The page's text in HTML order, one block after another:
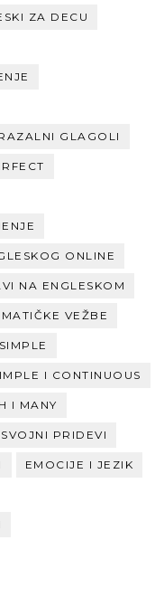
ZA DECU
GLAGOLI
ONLINE
NA ENGLESKOM
VEŽBE
I CONTINUOUS
I MANY
PRIDEVI
EMOCIJE I JEZIK